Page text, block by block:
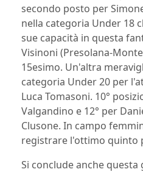
secondo posto per
nella categoria Under 18
sue capacità in questa
Visinoni (Presolana-Monte
15esimo. Un'altra
categoria Under 20 per
Luca Tomasoni. 10°
Valgandino e 12° per
Clusone. In campo
registrare l'ottimo quinto
Si concludeanche questa